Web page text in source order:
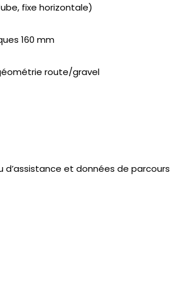
fixe horizontale)
160 mm
route/gravel
d’assistance et données de parcours